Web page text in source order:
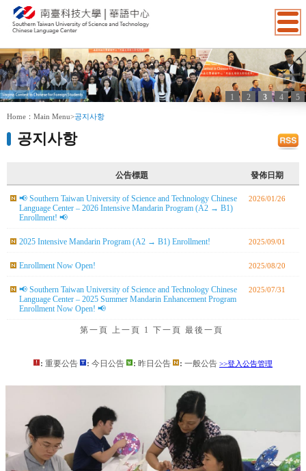
1 2 3 4
5
:::
Home： Main Menu>공지사항
공지사항
公告標題 發佈日期
📢 Southern Taiwan University of Science and Technology Chinese
Language Center – 2026 Intensive Mandarin Program (A2 → B1)
Enrollment! 📢
2026/01/26
2025 Intensive Mandarin Program (A2 → B1) Enrollment! 2025/09/01
Enrollment Now Open! 2025/08/20
📢 Southern Taiwan University of Science and Technology Chinese
Language Center – 2025 Summer Mandarin Enhancement Program
Enrollment Now Open! 📢
2025/07/31
第一頁 上一頁 1 下一頁 最後一頁
: 重要公告 : 今日公告 : 昨日公告 : 一般公告 >>登入公告管理